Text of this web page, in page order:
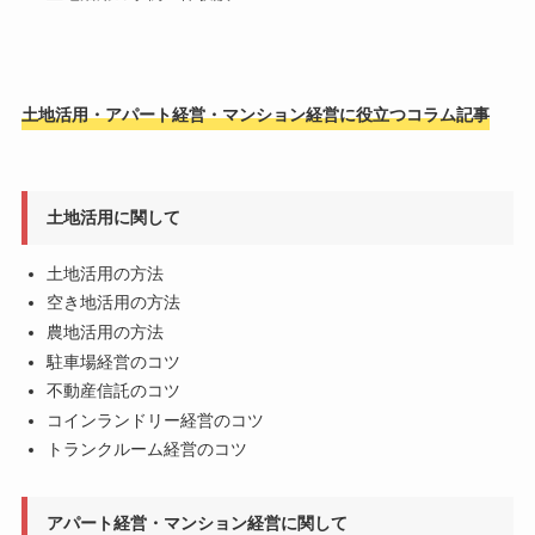
土地活用・アパート経営・マンション経営に役立つコラム記事
土地活用に関して
土地活用の方法
空き地活用の方法
農地活用の方法
駐車場経営のコツ
不動産信託のコツ
コインランドリー経営のコツ
トランクルーム経営のコツ
アパート経営・マンション経営に関して